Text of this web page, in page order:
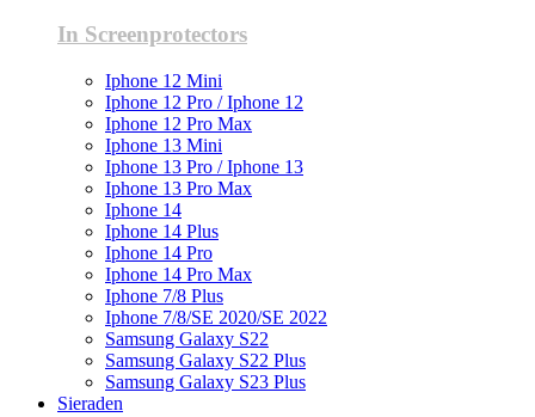
In Screenprotectors
Iphone 12 Mini
Iphone 12 Pro / Iphone 12
Iphone 12 Pro Max
Iphone 13 Mini
Iphone 13 Pro / Iphone 13
Iphone 13 Pro Max
Iphone 14
Iphone 14 Plus
Iphone 14 Pro
Iphone 14 Pro Max
Iphone 7/8 Plus
Iphone 7/8/SE 2020/SE 2022
Samsung Galaxy S22
Samsung Galaxy S22 Plus
Samsung Galaxy S23 Plus
Sieraden